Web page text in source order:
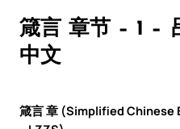
箴言 章节 – 1 –
中文
箴言 章 (Simplified Chinese